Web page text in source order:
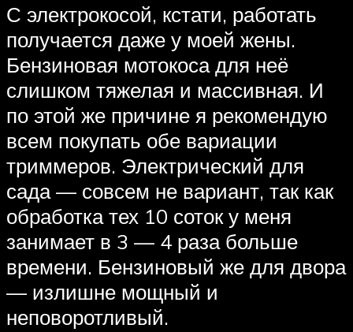
С электрокосой, кстати, работать
получается даже у моей жены.
Бензиновая мотокоса для неё
слишком тяжелая и массивная. И
по этой же причине я рекомендую
всем покупать обе вариации
триммеров. Электрический для
сада — совсем не вариант, так как
обработка тех 10 соток у меня
занимает в 3 — 4 раза больше
времени. Бензиновый же для двора
— излишне мощный и
неповоротливый.